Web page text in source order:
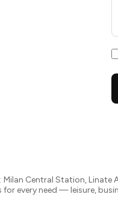
Central Station,
every need — leisure,